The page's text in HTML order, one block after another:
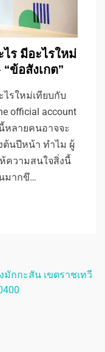
ร มีอะไรใหม่
ข้อสังเกต”
ไรใหม่เทียบกับ
official account
หลายคนอาจจะ
ต้นปีหน้า ทำไม ผู้
ความสนใจสิ่งนี้
มากขึ…
มักกะสัน เขตราชเทวี